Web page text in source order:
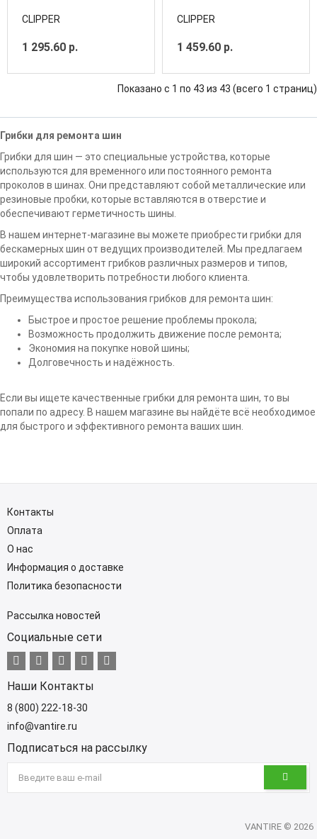
CLIPPER
1 295.60 р.
CLIPPER
1 459.60 р.
Показано с 1 по 43 из 43 (всего 1 страниц)
Грибки для ремонта шин
Грибки для шин — это специальные устройства, которые
используются для временного или постоянного ремонта
проколов в шинах. Они представляют собой металлические или
резиновые пробки, которые вставляются в отверстие и
обеспечивают герметичность шины.
В нашем интернет-магазине вы можете приобрести грибки для
бескамерных шин от ведущих производителей. Мы предлагаем
широкий ассортимент грибков различных размеров и типов,
чтобы удовлетворить потребности любого клиента.
Преимущества использования грибков для ремонта шин:
Быстрое и простое решение проблемы прокола;
Возможность продолжить движение после ремонта;
Экономия на покупке новой шины;
Долговечность и надёжность.
Если вы ищете качественные грибки для ремонта шин, то вы
попали по адресу. В нашем магазине вы найдёте всё необходимое
для быстрого и эффективного ремонта ваших шин.
Контакты
Оплата
О нас
Информация о доставке
Политика безопасности
Рассылка новостей
Социальные сети
Наши Контакты
8 (800) 222-18-30
info@vantire.ru
Подписаться на рассылку
VANTIRE © 2026